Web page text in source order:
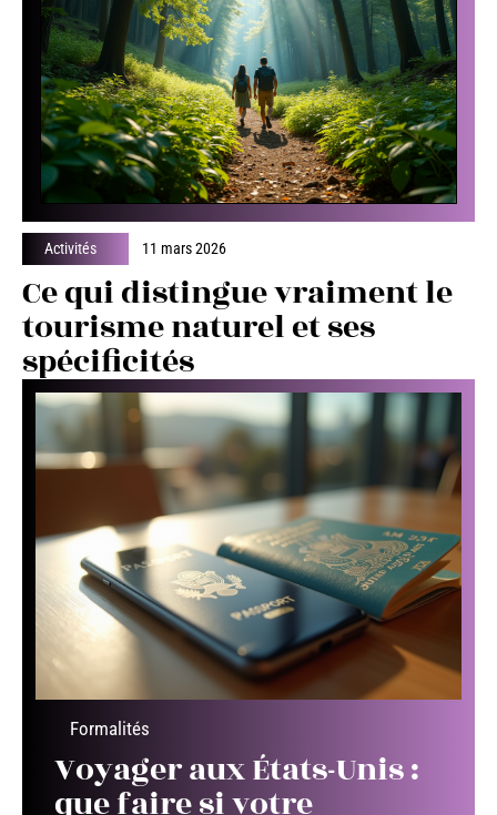
Activités 11 mars 2026
Ce qui distingue vraiment le
tourisme naturel et ses
spécificités
Formalités
Voyager aux États-Unis :
que faire si votre